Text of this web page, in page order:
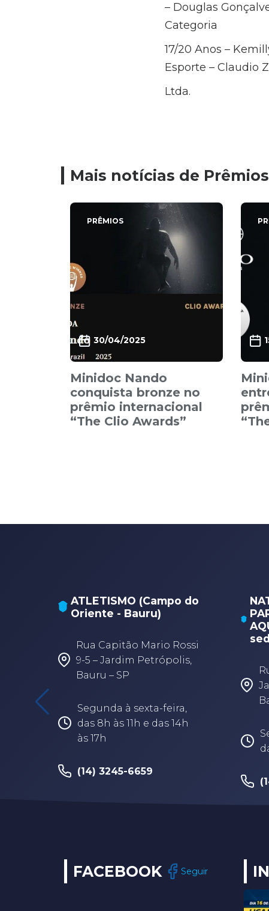
– Douglas
Categoria
17/20 Anos –
Esporte – Claudio
Ltda.
Mais notícias de Prêmios
PRÊMIOS
30/04/2025
Minidoc Nando
conquista bronze no
prêmio internacional
“The Clio Awards”
ATLETISMO (Campo do
Oriente - Bauru)
Rua Capitão Mario Rossi
9-5 – Jardim Petrópolis,
Bauru – SP
Segunda à sexta-feira,
das 8h às 11h e das 14h
às 17h
(14) 3245-6659
FACEBOOK Seguir